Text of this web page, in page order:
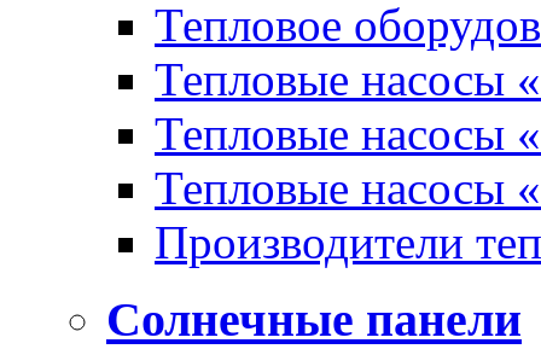
Тепловое
Тепловые насосы
Тепловые насосы
Тепловые насосы
Производители
Солнечные панели